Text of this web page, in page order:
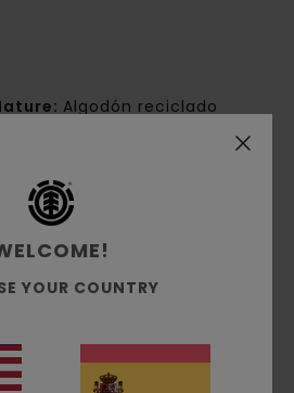
Algodón reciclado
Tejido mezcla de algodón
oz./368g.]
ancha
32cm/12.6"
total
YOUR COUNTRY